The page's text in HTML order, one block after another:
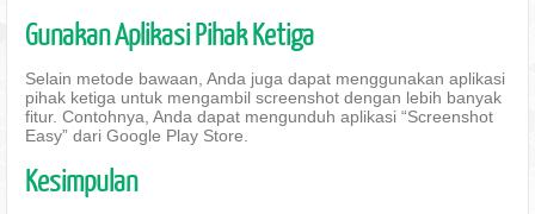
Gunakan Aplikasi Pihak Ketiga
Selain metode bawaan, Anda juga dapat menggunakan aplikasi
pihak ketiga untuk mengambil screenshot dengan lebih banyak
fitur. Contohnya, Anda dapat mengunduh aplikasi “Screenshot
Easy” dari Google Play Store.
Kesimpulan